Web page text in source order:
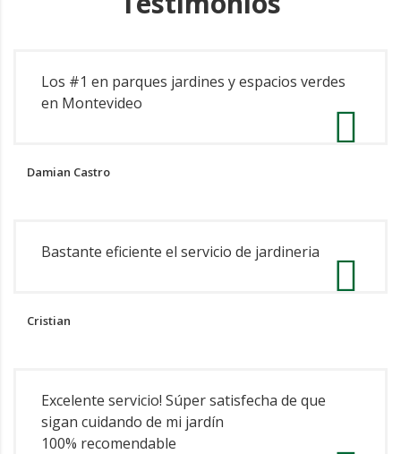
Los #1 en parques jardines y espacios verdes
en Montevideo
Damian Castro
Bastante eficiente el servicio de jardineria
Cristian
Excelente servicio! Súper satisfecha de que
sigan cuidando de mi jardín
100% recomendable